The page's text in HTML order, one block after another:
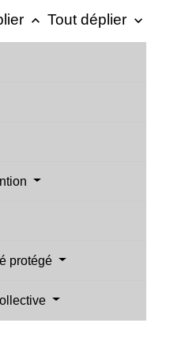
keyboard_arrow_up Tout déplier keyboard_arrow_down
protégé